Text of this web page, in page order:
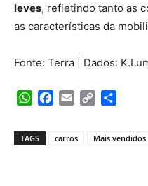
leves, refletindo tanto as
as características da
Fonte: Terra | Dados:
WhatsApp
Facebook
Email Copy
TAGS carros Mais vendidos